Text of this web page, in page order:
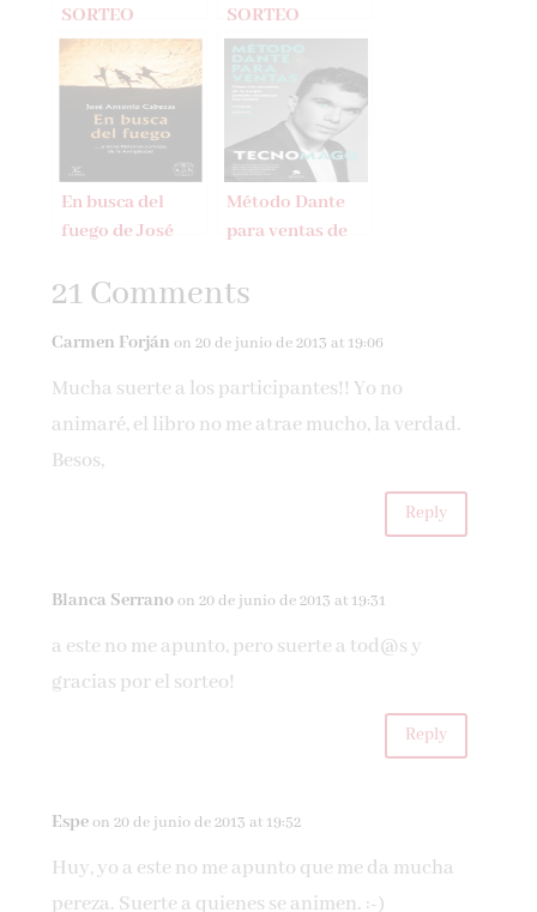
SORTEO
EMBARAZADAS
ALTERADAS
SORTEO
EMBARAZADAS
ALTERADAS
En busca del
fuego de José
Método Dante
para ventas de
21 Comments
Carmen Forján on 20 de junio de 2013 at 19:06
Mucha suerte a los participantes!! Yo no
animaré, el libro no me atrae mucho, la verdad.
Besos,
Reply
Blanca Serranoon 20 de junio de 2013 at 19:31
a este no me apunto, pero suerte a tod@s y
gracias por el sorteo!
Reply
Espeon 20 de junio de 2013 at 19:52
Huy, yo a este no me apunto que me da mucha
pereza. Suerte a quienes se animen. :-)